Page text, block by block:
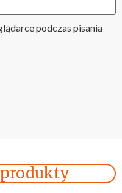
podczas pisania
produkty